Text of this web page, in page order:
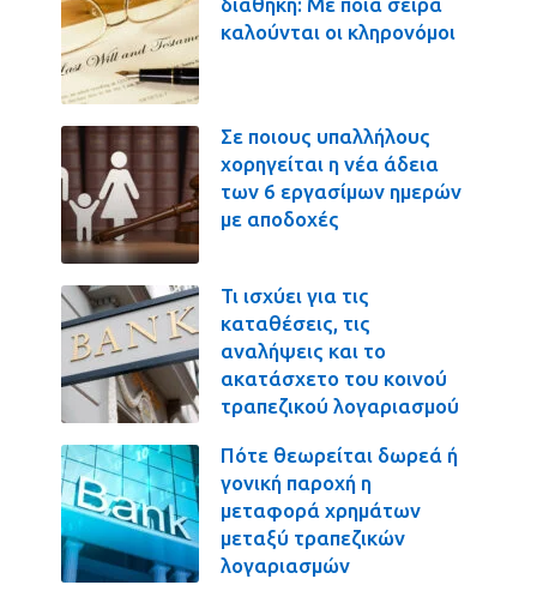
καλούνται οι κληρονόμοι
Σε ποιους υπαλλήλους
χορηγείται η νέα άδεια
των 6 εργασίμων ημερών
με αποδοχές
Τι ισχύει για τις
καταθέσεις, τις
αναλήψεις και το
ακατάσχετο του κοινού
τραπεζικού λογαριασμού
Πότε θεωρείται δωρεά ή
γονική παροχή η
μεταφορά χρημάτων
μεταξύ τραπεζικών
λογαριασμών